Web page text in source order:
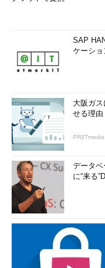
SAP
ケーシ
大阪ガ
せる理由
データベ
に“来る